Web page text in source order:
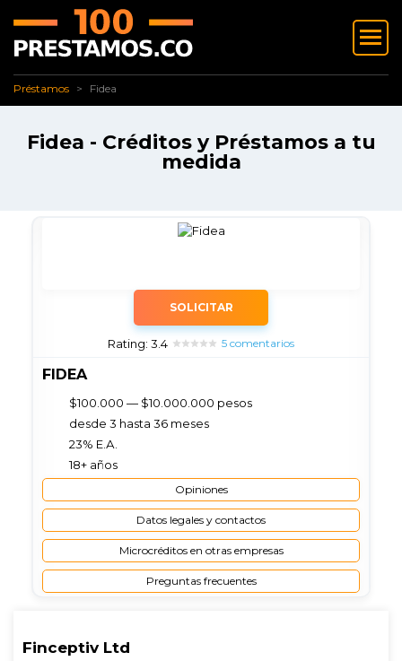
✅ Préstamos
Préstamos Fidea
Fidea
Fidea - Créditos y Préstamos a tu
medida
SOLICITAR
Rating: 3.4 5 comentarios
FIDEA
$100.000 — $10.000.000 pesos
desde 3 hasta 36 meses
23% Е.А.
18+ años
Opiniones
Datos legales y contactos
Microcréditos en otras empresas
Preguntas frecuentes
Finceptiv Ltd